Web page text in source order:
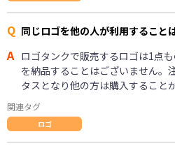
Q 同じロゴを他の人が利用すること
A ロゴタンクで販売するロゴは1点
を納品することはございません。
タスとなり他の方は購入すること
関連タグ
ロゴ